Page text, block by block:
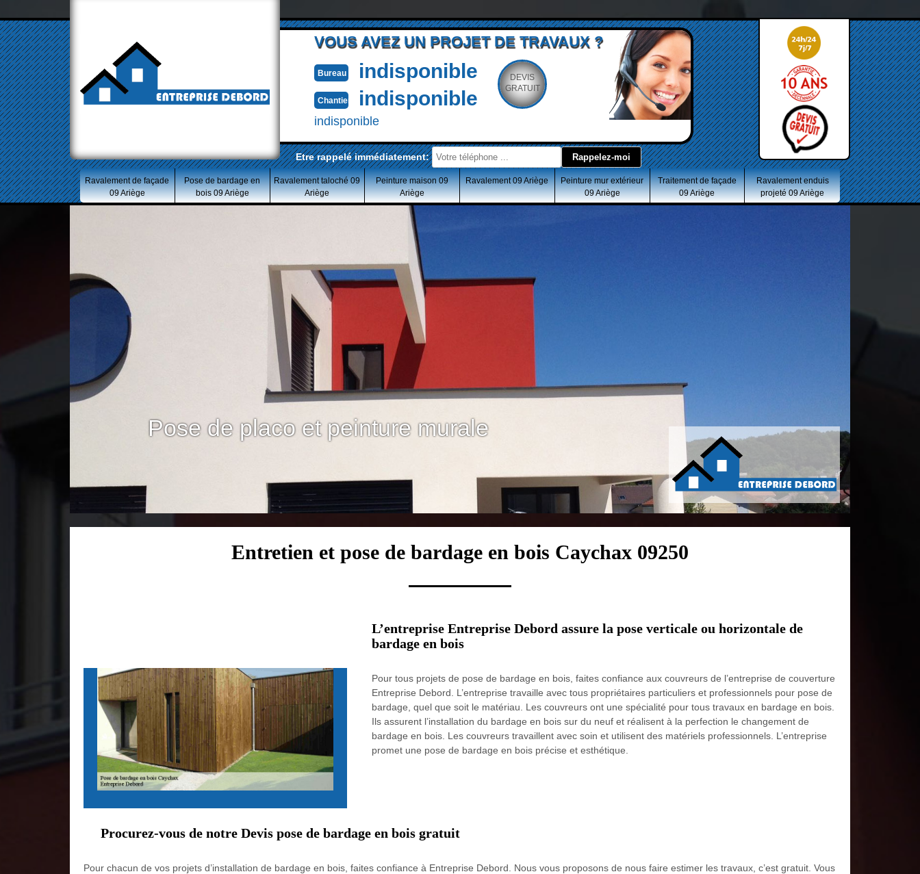
VOUS AVEZ UN PROJET DE TRAVAUX ?
Bureau indisponible
Chantier indisponible
indisponible
DEVIS
GRATUIT
Etre rappelé immédiatement:
Ravalement de façade
09 Ariège
Pose de bardage en
bois 09 Ariège
Ravalement taloché 09
Ariège
Peinture maison 09
Ariège
Ravalement 09 Ariège
Peinture mur extérieur
09 Ariège
Traitement de façade
09 Ariège
Ravalement enduis
projeté 09 Ariège
Pose de placo et peinture murale
Entretien et pose de bardage en bois Caychax 09250
L’entreprise Entreprise Debord assure la pose verticale ou horizontale de
bardage en bois
Pour tous projets de pose de bardage en bois, faites confiance aux couvreurs de l’entreprise de couverture
Entreprise Debord. L’entreprise travaille avec tous propriétaires particuliers et professionnels pour pose de
bardage, quel que soit le matériau. Les couvreurs ont une spécialité pour tous travaux en bardage en bois.
Ils assurent l’installation du bardage en bois sur du neuf et réalisent à la perfection le changement de
bardage en bois. Les couvreurs travaillent avec soin et utilisent des matériels professionnels. L’entreprise
promet une pose de bardage en bois précise et esthétique.
Procurez-vous de notre Devis pose de bardage en bois gratuit
Pour chacun de vos projets d’installation de bardage en bois, faites confiance à Entreprise Debord. Nous vous proposons de nous faire estimer les travaux, c’est gratuit. Vous